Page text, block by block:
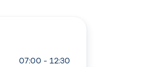
07:00 - 12:30